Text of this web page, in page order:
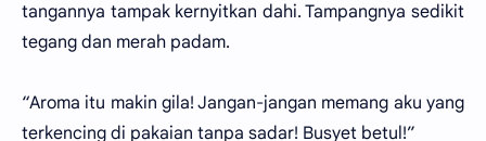
tangannya tampak kernyitkan dahi. Tampangnya sedikit
tegang dan merah padam.
“Aroma itu makin gila! Jangan-jangan memang aku yang
terkencing di pakaian tanpa sadar! Busyet betul!”